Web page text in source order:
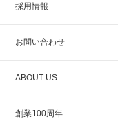
採用情報
お問い合わせ
ABOUT US
創業100周年